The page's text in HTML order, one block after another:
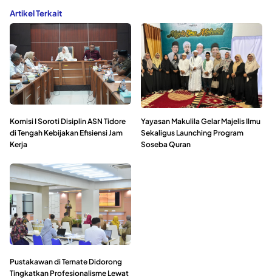
Artikel Terkait
Komisi I Soroti Disiplin ASN Tidore
di Tengah Kebijakan Efisiensi Jam
Kerja
Yayasan Makulila Gelar Majelis Ilmu
Sekaligus Launching Program
Soseba Quran
Pustakawan di Ternate Didorong
Tingkatkan Profesionalisme Lewat